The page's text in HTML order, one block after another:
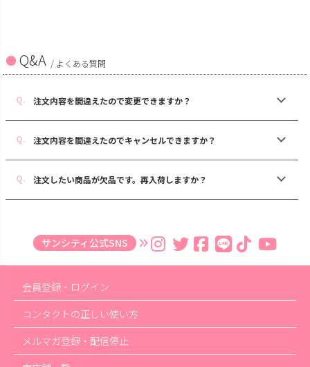
Q&A / よくある質問
注文内容を間違えたので変更できますか？
注文内容を間違えたのでキャンセルできますか？
注文したい商品が欠品です。再入荷しますか？
サンシティ公式SNS
会員登録・ログイン
コンタクトの正しい使い方
メルマガ登録・配信停止